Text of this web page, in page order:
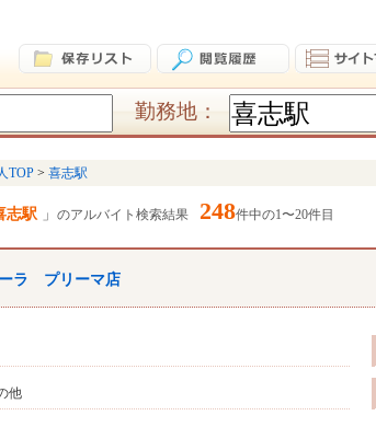
勤務地：
TOP 喜志駅
志駅 のアルバイト検索結果 248件中の1〜20件目
ラ プリーマ店
他